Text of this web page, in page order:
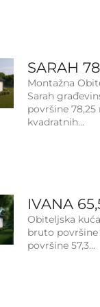
SARAH
Montažna
Sarah
površine 78,25
kvadratnih
IVANA
Obiteljska
bruto površine
površine 57,3